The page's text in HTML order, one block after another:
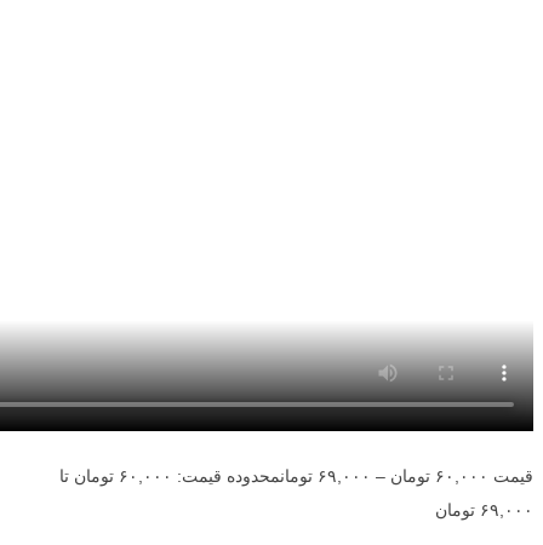
قیمت ۶۰,۰۰۰ تومان – ۶۹,۰۰۰ تومان
محدوده قیمت: ۶۰,۰۰۰ تومان تا
۶۹,۰۰۰ تومان